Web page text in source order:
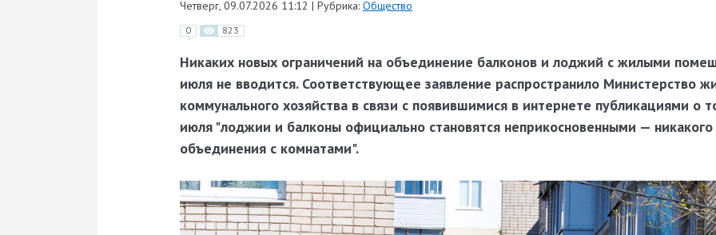
Четверг, 09.07.2026 11:12 | Рубрика: Общество
0 823
Никаких новых ограничений на объединение балконов и лоджий с жилыми
июля не вводится. Соответствующее заявление распространило Министерство
коммунального хозяйства в связи с появившимися в интернете публикациями о
июля "лоджии и балконы официально становятся неприкосновенными — никакого
объединения с комнатами".